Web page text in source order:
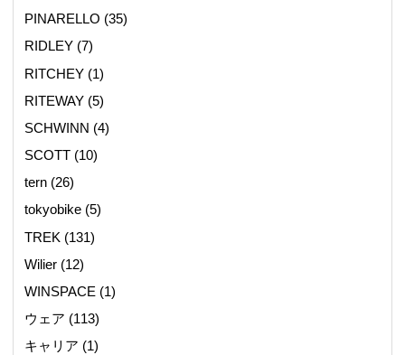
PINARELLO (35)
RIDLEY(7)
RITCHEY(1)
RITEWAY(5)
SCHWINN (4)
SCOTT(10)
tern(26)
tokyobike(5)
TREK (131)
Wilier(12)
WINSPACE (1)
ウェア (113)
キャリア (1)